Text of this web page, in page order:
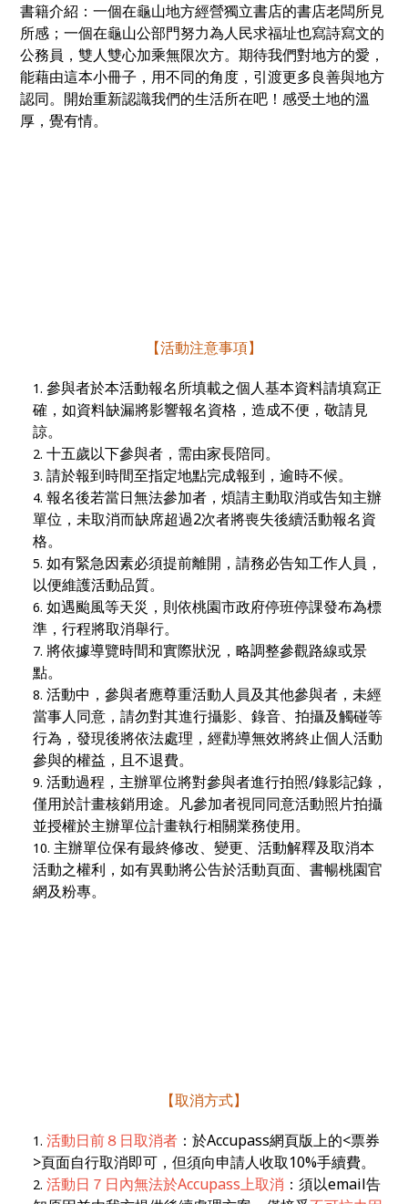
書籍介紹：一個在龜山地方經營獨立書店的書店老闆所見
所感；一個在龜山公部門努力為人民求福址也寫詩寫文的
公務員，雙人雙心加乘無限次方。期待我們對地方的愛，
能藉由這本小冊子，用不同的角度，引渡更多良善與地方
認同。開始重新認識我們的生活所在吧！感受土地的溫
厚，覺有情。
【活動注意事項】
參與者於本活動報名所填載之個人基本資料請填寫正
確，如資料缺漏將影響報名資格，造成不便，敬請見
諒。
十五歲以下參與者，需由家長陪同。
請於報到時間至指定地點完成報到，逾時不候。
報名後若當日無法參加者，煩請主動取消或告知主辦
單位，未取消而缺席超過2次者將喪失後續活動報名資
格。
如有緊急因素必須提前離開，請務必告知工作人員，
以便維護活動品質。
如遇颱風等天災，則依桃園市政府停班停課發布為標
準，行程將取消舉行。
將依據導覽時間和實際狀況，略調整參觀路線或景
點。
活動中，參與者應尊重活動人員及其他參與者，未經
當事人同意，請勿對其進行攝影、錄音、拍攝及觸碰等
行為，發現後將依法處理，經勸導無效將終止個人活動
參與的權益，且不退費。
活動過程，主辦單位將對參與者進行拍照/錄影記錄，
僅用於計畫核銷用途。凡參加者視同同意活動照片拍攝
並授權於主辦單位計畫執行相關業務使用。
主辦單位保有最終修改、變更、活動解釋及取消本
活動之權利，如有異動將公告於活動頁面、書暢桃園官
網及粉專。
【取消方式】
活動日前８日取消者 ：於Accupass網頁版上的<票券
>頁面自行取消即可，但須向申請人收取10%手續費。
活動日７日內無法於Accupass上取消 ：須以email告